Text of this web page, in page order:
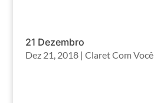
21 Dezembro
Dez 21, 2018| Claret Com Você